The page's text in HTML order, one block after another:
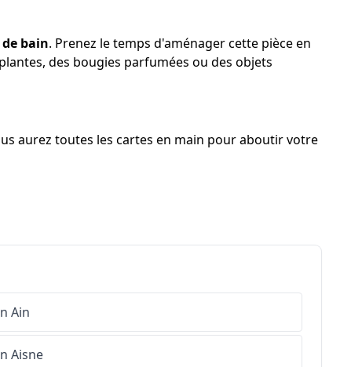
bain. Prenez le temps d'aménager cette pièce en
des bougies parfumées ou des objets
aurez toutes les cartes en main pour aboutir votre
Ain
Aisne